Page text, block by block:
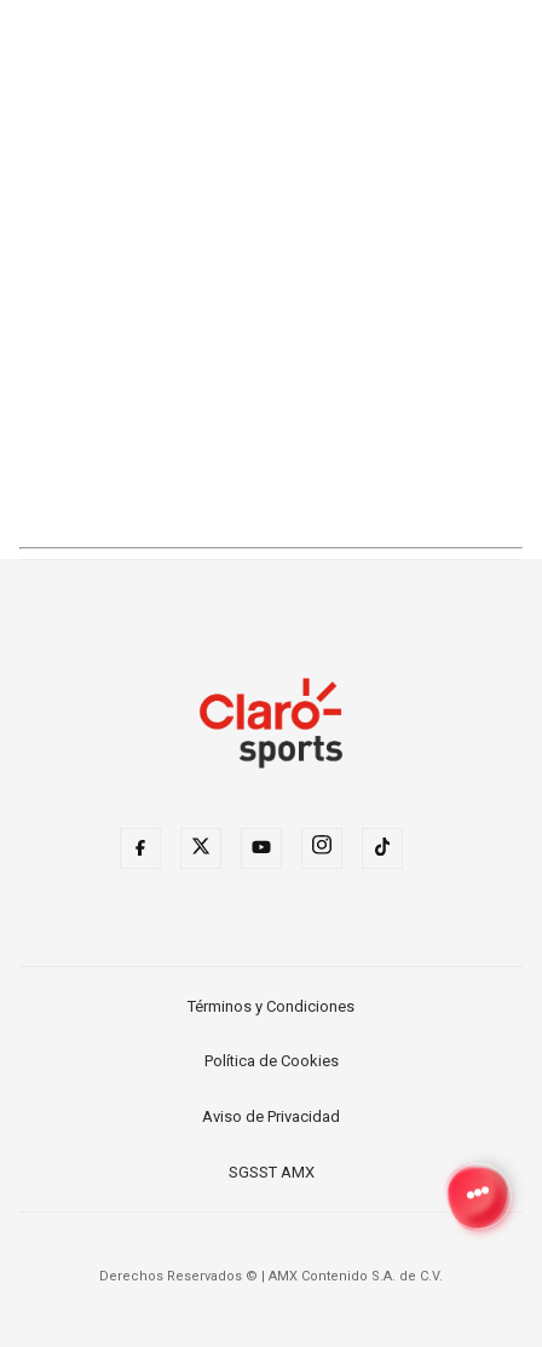
Términos y Condiciones
Política de Cookies
Aviso de Privacidad
SGSST AMX
Derechos Reservados © | AMX Contenido S.A. de C.V.